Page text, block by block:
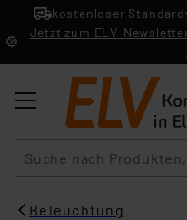
kostenloser
Jetzt zum ELV-
Beleuchtung​